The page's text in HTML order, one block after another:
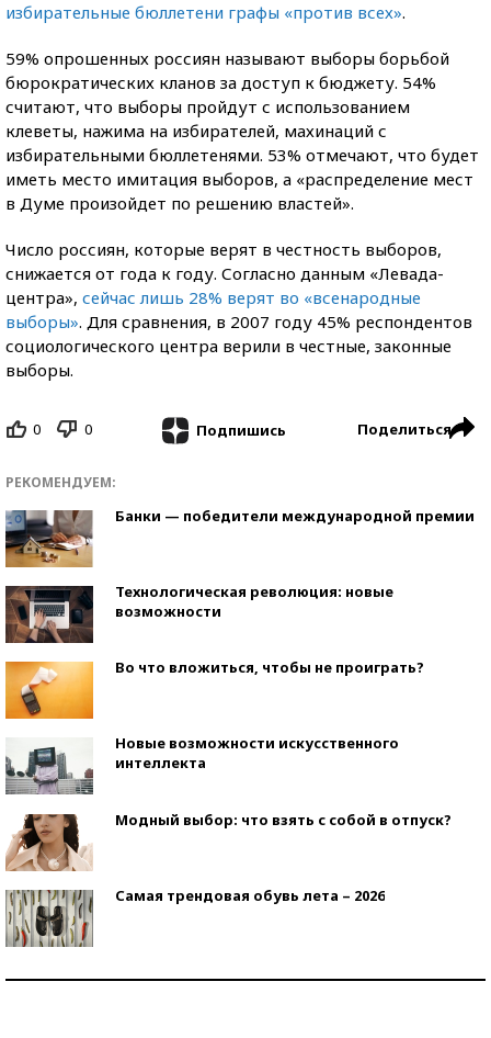
избирательные бюллетени графы «против всех».
59% опрошенных россиян называют выборы борьбой
бюрократических кланов за доступ к бюджету. 54%
считают, что выборы пройдут с использованием
клеветы, нажима на избирателей, махинаций с
избирательными бюллетенями. 53% отмечают, что будет
иметь место имитация выборов, а «распределение мест
в Думе произойдет по решению властей».
Число россиян, которые верят в честность выборов,
снижается от года к году. Согласно данным «Левада-
центра», сейчас лишь 28% верят во «всенародные
выборы». Для сравнения, в 2007 году 45% респондентов
социологического центра верили в честные, законные
выборы.
0 0 Подпишись Поделиться
РЕКОМЕНДУЕМ:
Банки — победители международной премии
Технологическая революция: новые
возможности
Во что вложиться, чтобы не проиграть?
Новые возможности искусственного
интеллекта
Модный выбор: что взять с собой в отпуск?
Самая трендовая обувь лета – 2026